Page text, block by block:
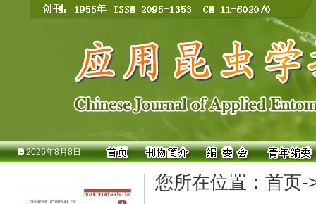
2026年8月8日
您所在位置： 首页-